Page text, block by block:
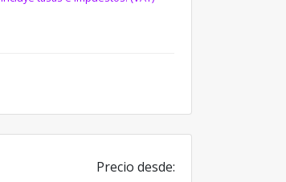
Precio desde: